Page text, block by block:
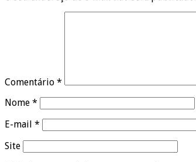
Comentário *
Nome *
E-mail *
Site